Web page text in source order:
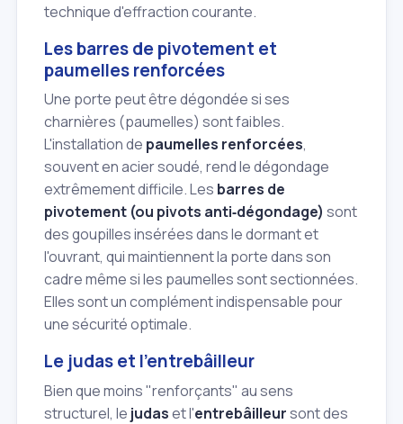
technique d'effraction courante.
Les barres de pivotement et
paumelles renforcées
Une porte peut être dégondée si ses
charnières (paumelles) sont faibles.
L'installation de paumelles renforcées,
souvent en acier soudé, rend le dégondage
extrêmement difficile. Les barres de
pivotement (ou pivots anti‑dégondage) sont
des goupilles insérées dans le dormant et
l'ouvrant, qui maintiennent la porte dans son
cadre même si les paumelles sont sectionnées.
Elles sont un complément indispensable pour
une sécurité optimale.
Le judas et l'entrebâilleur
Bien que moins "renforçants" au sens
structurel, le judaset l'entrebâilleursont des